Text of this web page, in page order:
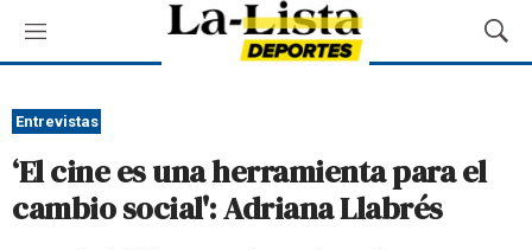
M
e
ú
M
o
Entrevistas
‘El cine es una herramienta para el
cambio social': Adriana Llabrés